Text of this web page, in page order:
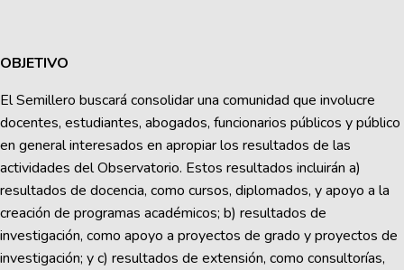
OBJETIVO
El Semillero buscará consolidar una comunidad que involucre
docentes, estudiantes, abogados, funcionarios públicos y público
en general interesados en apropiar los resultados de las
actividades del Observatorio. Estos resultados incluirán a)
resultados de docencia, como cursos, diplomados, y apoyo a la
creación de programas académicos; b) resultados de
investigación, como apoyo a proyectos de grado y proyectos de
investigación; y c) resultados de extensión, como consultorías,